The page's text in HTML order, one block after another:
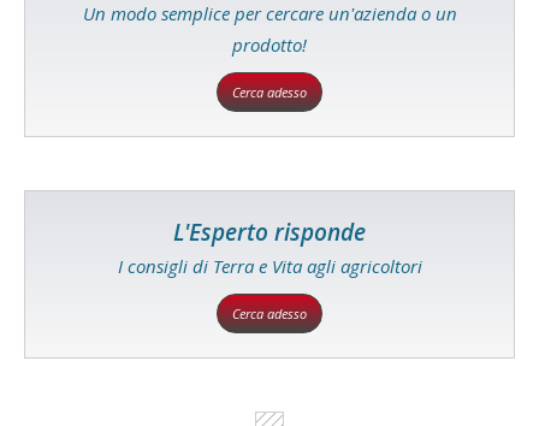
Un modo semplice per cercare un'azienda o un
prodotto!
Cerca adesso
L'Esperto risponde
I consigli di Terra e Vita agli agricoltori
Cerca adesso